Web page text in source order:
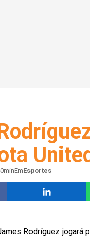
EmEsportes
Rodríguez jogará